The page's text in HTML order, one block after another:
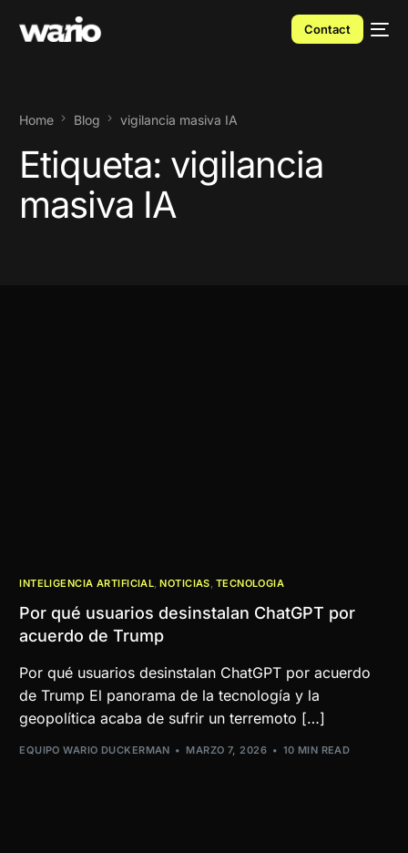
Contact
Home Blog vigilancia masiva IA
Etiqueta: vigilancia
masiva IA
INTELIGENCIA ARTIFICIAL,NOTICIAS, TECNOLOGIA
Por qué usuarios desinstalan ChatGPT por
acuerdo de Trump
Por qué usuarios desinstalan ChatGPT por acuerdo
de Trump El panorama de la tecnología y la
geopolítica acaba de sufrir un terremoto […]
EQUIPO WARIO DUCKERMAN MARZO 7, 2026 10 MIN READ